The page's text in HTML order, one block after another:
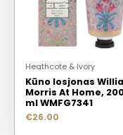
Heathcote & Ivory
Kūno losjonas
Morris At Home,
ml WMFG7341
€26.00